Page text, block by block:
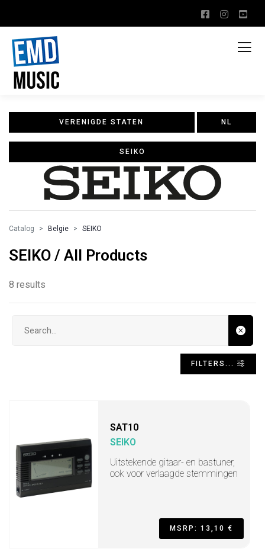
VERENIGDE STATEN NL
SEIKO
Catalog Belgie SEIKO
SEIKO / All Products
8 results
FILTERS...
SAT10
SEIKO
Uitstekende gitaar- en bastuner,
ook voor verlaagde stemmingen
MSRP: 13,10 €